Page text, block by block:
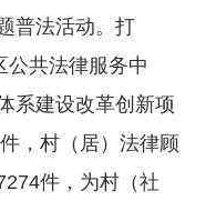
普法活动。打
公共法律服务中
系建设改革创新项
，村（居）法律顾
件，为村（社